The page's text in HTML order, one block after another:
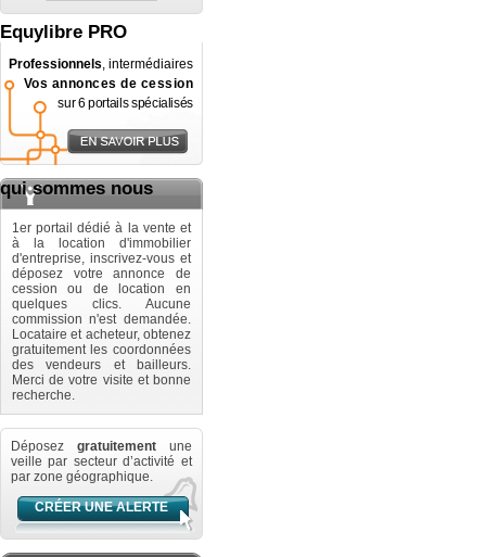
Equylibre PRO
Professionnels, intermédiaires
Vos annonces de cession
sur 6 portails spécialisés
qui sommes nous
1er portail dédié à la vente et
à la location d'immobilier
d'entreprise, inscrivez-vous et
déposez votre annonce de
cession ou de location en
quelques clics. Aucune
commission n'est demandée.
Locataire et acheteur, obtenez
gratuitement les coordonnées
des vendeurs et bailleurs.
Merci de votre visite et bonne
recherche.
Déposez gratuitement une
veille par secteur d’activité et
par zone géographique.
CRÉER UNE ALERTE